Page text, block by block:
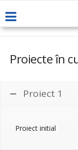
Proiecte în
Proiect 1
Proiect initial